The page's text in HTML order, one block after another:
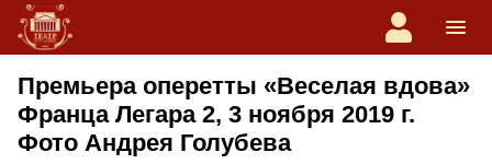
Премьера оперетты «Веселая вдова»
Франца Легара 2, 3 ноября 2019 г.
Фото Андрея Голубева